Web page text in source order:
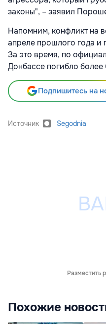
законы", – заявил
Напомним, конфликт на
апреле прошлого года и
За это время, по
Донбассе погибло более
Подпишитесь на
Источник Segodnia
Разместить
Похожие